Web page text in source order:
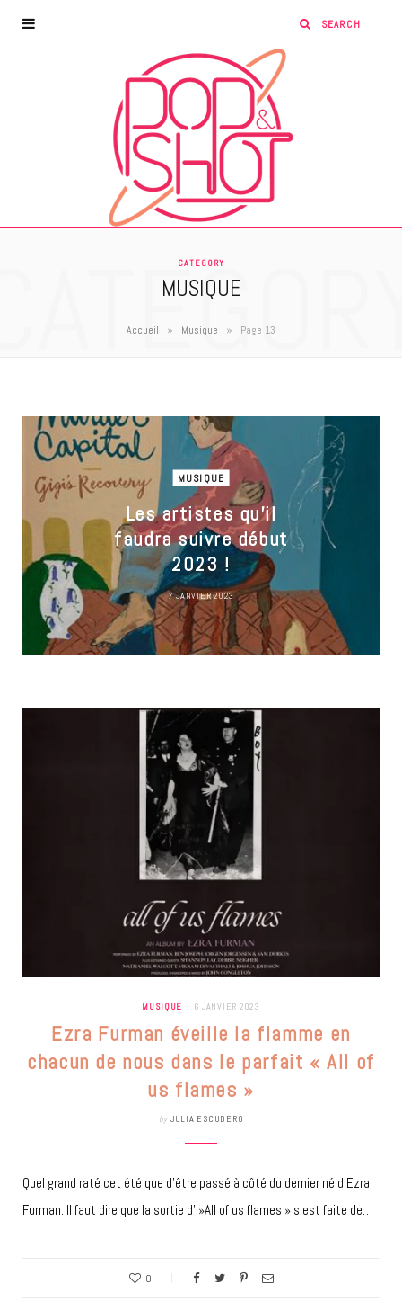
CATEGORY
MUSIQUE
Accueil » Musique » Page 13
MUSIQUE
Les artistes qu’il
faudra suivre début
2023 !
7 JANVIER 2023
MUSIQUE 6 JANVIER 2023
Ezra Furman éveille la flamme en
chacun de nous dans le parfait « All of
us flames »
by JULIA ESCUDERO
Quel grand raté cet été que d’être passé à côté du dernier né d’Ezra
Furman. Il faut dire que la sortie d' »All of us flames » s’est faite de…
0